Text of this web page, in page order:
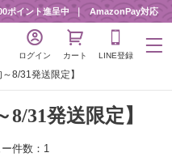
ポイント進呈中 AmazonPay対応
ログイン カート LINE登録
8/31発送限定】
31発送限定】
ー件数：1